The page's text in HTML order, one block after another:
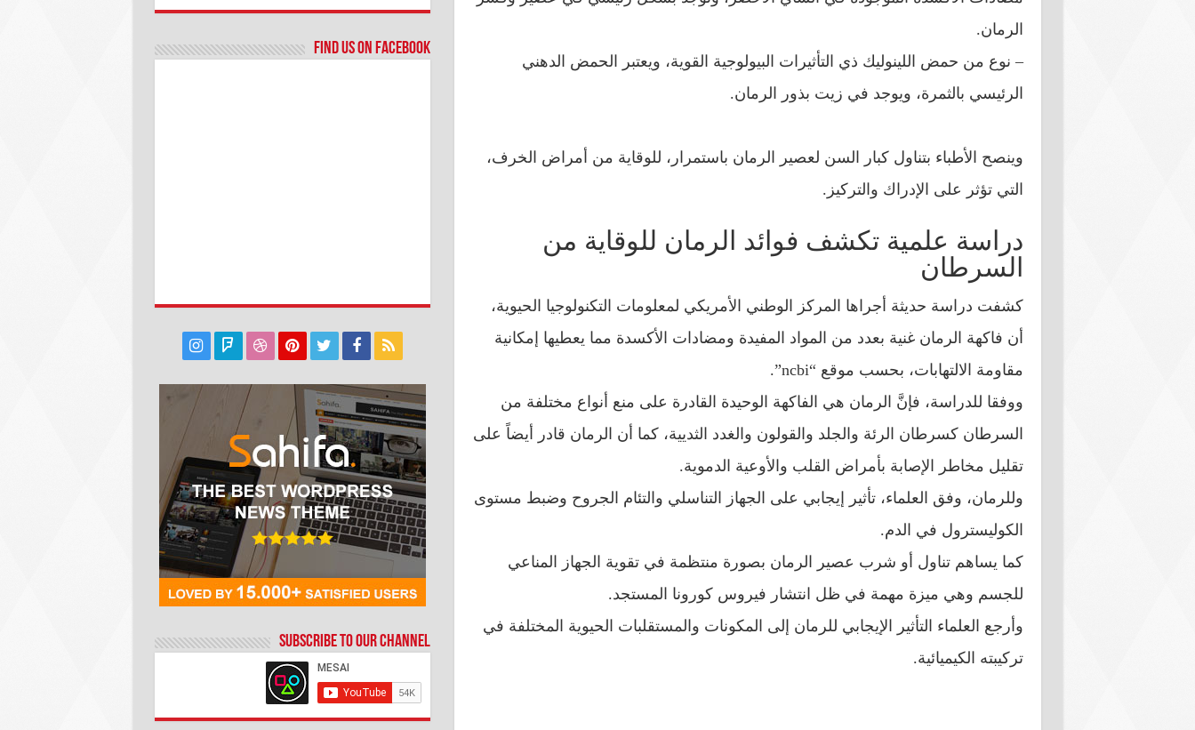
الرمان.
– نوع من حمض اللينوليك ذي التأثيرات البيولوجية القوية، ويعتبر الحمض الدهني
الرئيسي بالثمرة، ويوجد في زيت بذور الرمان.
وينصح الأطباء بتناول كبار السن لعصير الرمان باستمرار، للوقاية من أمراض الخرف،
التي تؤثر على الإدراك والتركيز.
دراسة علمية تكشف فوائد الرمان للوقاية من
السرطان
كشفت دراسة حديثة أجراها المركز الوطني الأمريكي لمعلومات التكنولوجيا الحيوية،
أن فاكهة الرمان غنية بعدد من المواد المفيدة ومضادات الأكسدة مما يعطيها إمكانية
مقاومة الالتهابات، بحسب موقع “ncbi”.
ووفقا للدراسة، فإنَّ الرمان هي الفاكهة الوحيدة القادرة على منع أنواع مختلفة من
السرطان كسرطان الرئة والجلد والقولون والغدد الثديية، كما أن الرمان قادر أيضاً على
تقليل مخاطر الإصابة بأمراض القلب والأوعية الدموية.
وللرمان، وفق العلماء، تأثير إيجابي على الجهاز التناسلي والتئام الجروح وضبط مستوى
الكوليسترول في الدم.
كما يساهم تناول أو شرب عصير الرمان بصورة منتظمة في تقوية الجهاز المناعي
للجسم وهي ميزة مهمة في ظل انتشار فيروس كورونا المستجد.
وأرجع العلماء التأثير الإيجابي للرمان إلى المكونات والمستقلبات الحيوية المختلفة في
تركيبته الكيميائية.
Find us on Facebook
Subscribe to our Channel